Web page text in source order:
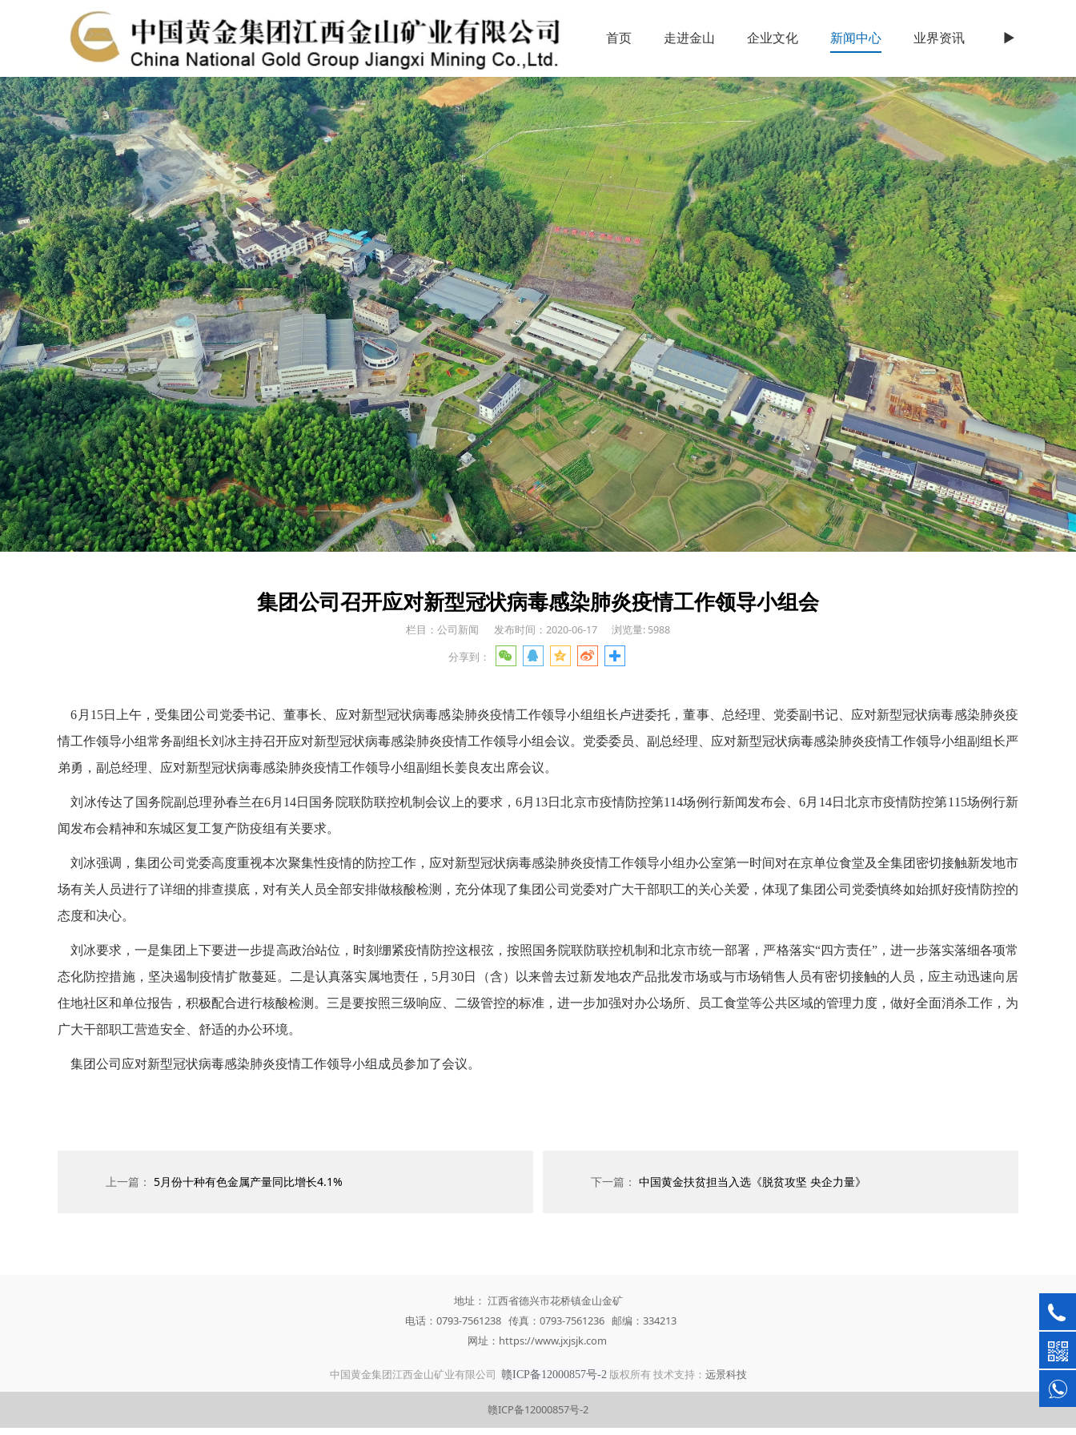
首页 走进金山 企业文化 新闻中心 业界资讯 ►
集团公司召开应对新型冠状病毒感染肺炎疫情工作领导小组会
栏目：公司新闻 发布时间：2020-06-17 浏览量: 5988
分享到：
6月15日上午，受集团公司党委书记、董事长、应对新型冠状病毒感染肺炎疫情工作领导小组组长卢进委托，董事、总经理、党委副书记、应对新型冠状病毒感染肺炎疫
情工作领导小组常务副组长刘冰主持召开应对新型冠状病毒感染肺炎疫情工作领导小组会议。党委委员、副总经理、应对新型冠状病毒感染肺炎疫情工作领导小组副组长严
弟勇，副总经理、应对新型冠状病毒感染肺炎疫情工作领导小组副组长姜良友出席会议。
刘冰传达了国务院副总理孙春兰在6月14日国务院联防联控机制会议上的要求，6月13日北京市疫情防控第114场例行新闻发布会、6月14日北京市疫情防控第115场例行新
闻发布会精神和东城区复工复产防疫组有关要求。
刘冰强调，集团公司党委高度重视本次聚集性疫情的防控工作，应对新型冠状病毒感染肺炎疫情工作领导小组办公室第一时间对在京单位食堂及全集团密切接触新发地市
场有关人员进行了详细的排查摸底，对有关人员全部安排做核酸检测，充分体现了集团公司党委对广大干部职工的关心关爱，体现了集团公司党委慎终如始抓好疫情防控的
态度和决心。
刘冰要求，一是集团上下要进一步提高政治站位，时刻绷紧疫情防控这根弦，按照国务院联防联控机制和北京市统一部署，严格落实“四方责任”，进一步落实落细各项常
态化防控措施，坚决遏制疫情扩散蔓延。二是认真落实属地责任，5月30日（含）以来曾去过新发地农产品批发市场或与市场销售人员有密切接触的人员，应主动迅速向居
住地社区和单位报告，积极配合进行核酸检测。三是要按照三级响应、二级管控的标准，进一步加强对办公场所、员工食堂等公共区域的管理力度，做好全面消杀工作，为
广大干部职工营造安全、舒适的办公环境。
集团公司应对新型冠状病毒感染肺炎疫情工作领导小组成员参加了会议。
上一篇： 5月份十种有色金属产量同比增长4.1% 下一篇： 中国黄金扶贫担当入选《脱贫攻坚 央企力量》
地址： 江西省德兴市花桥镇金山金矿
电话：0793-7561238 传真：0793-7561236 邮编：334213
网址：https://www.jxjsjk.com
中国黄金集团江西金山矿业有限公司 赣ICP备12000857号-2版权所有 技术支持： 远景科技
赣ICP备12000857号-2